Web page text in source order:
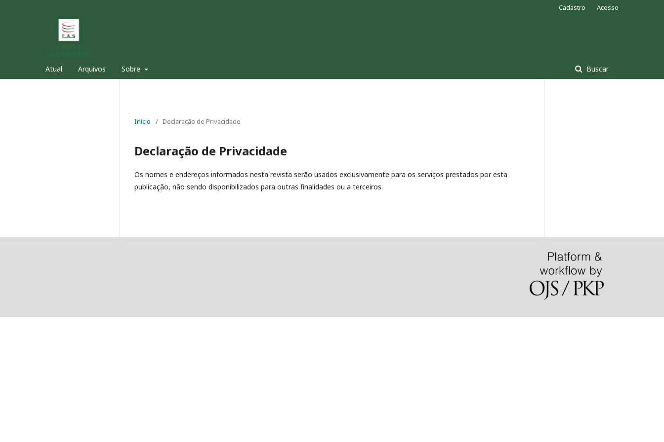
Atual Arquivos Sobre Buscar
Cadastro Acesso
Início / Declaração de Privacidade
Declaração de Privacidade
Os nomes e endereços informados nesta revista serão usados exclusivamente para os serviços prestados por esta
publicação, não sendo disponibilizados para outras finalidades ou a terceiros.